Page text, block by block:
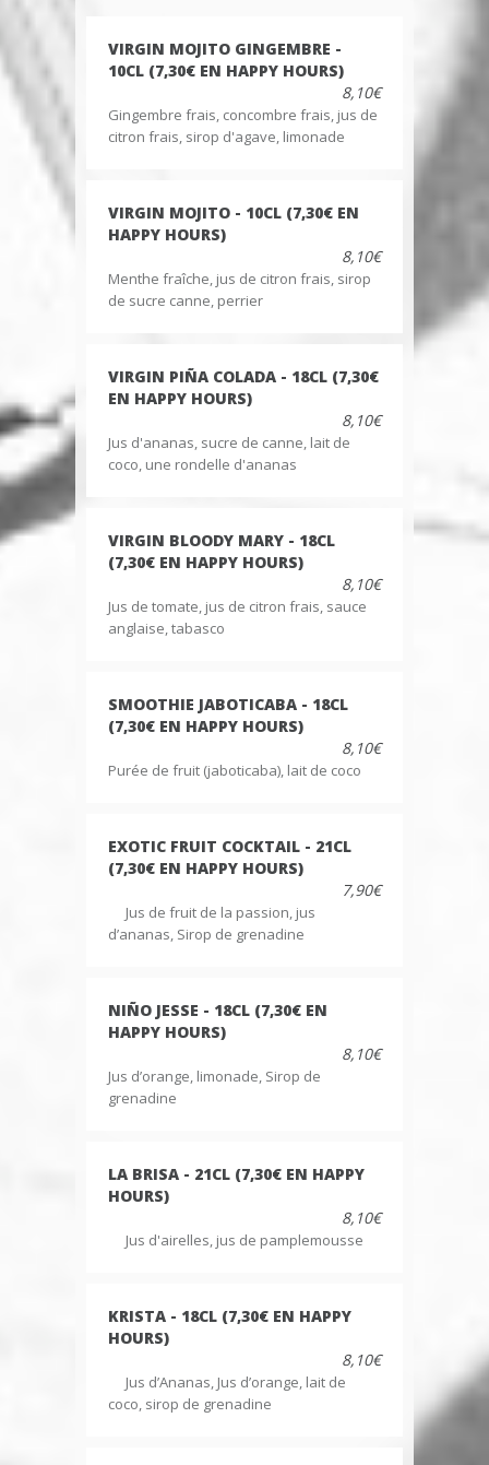
VIRGIN MOJITO GINGEMBRE -
10CL (7,30€ EN HAPPY HOURS)
8,10€
Gingembre frais, concombre frais, jus de
citron frais, sirop d'agave, limonade
VIRGIN MOJITO - 10CL (7,30€ EN
HAPPY HOURS)
8,10€
Menthe fraîche, jus de citron frais, sirop
de sucre canne, perrier
VIRGIN PIÑA COLADA - 18CL (7,30€
EN HAPPY HOURS)
8,10€
Jus d'ananas, sucre de canne, lait de
coco, une rondelle d'ananas
VIRGIN BLOODY MARY - 18CL
(7,30€ EN HAPPY HOURS)
8,10€
Jus de tomate, jus de citron frais, sauce
anglaise, tabasco
SMOOTHIE JABOTICABA - 18CL
(7,30€ EN HAPPY HOURS)
8,10€
Purée de fruit (jaboticaba), lait de coco
EXOTIC FRUIT COCKTAIL - 21CL
(7,30€ EN HAPPY HOURS)
7,90€
Jus de fruit de la passion, jus
d’ananas, Sirop de grenadine
NIÑO JESSE - 18CL (7,30€ EN
HAPPY HOURS)
8,10€
Jus d’orange, limonade, Sirop de
grenadine
LA BRISA - 21CL (7,30€ EN HAPPY
HOURS)
8,10€
Jus d'airelles, jus de pamplemousse
KRISTA - 18CL (7,30€ EN HAPPY
HOURS)
8,10€
Jus d’Ananas, Jus d’orange, lait de
coco, sirop de grenadine